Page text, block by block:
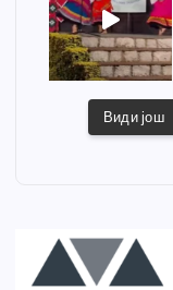
Види још